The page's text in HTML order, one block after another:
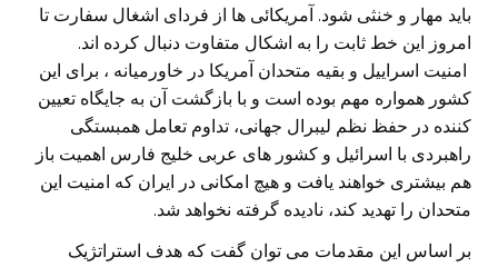
باید مهار و خنثی شود. آمریکائی ها از فردای اشغال سفارت تا
امروز این خط ثابت را به اشکال متفاوت دنبال کرده اند.
امنیت اسراییل و بقیه متحدان آمریکا در خاورمیانه ، برای این
کشور همواره مهم بوده است و با بازگشت آن به جایگاه تعیین
کننده در حفظ نظم لیبرال جهانی، تداوم تعامل همبستگی
راهبردی با اسرائیل و کشور های عربی خلیج فارس اهمیت باز
هم بیشتری خواهند یافت و هیچ امکانی در ایران که امنیت این
متحدان را تهدید کند، نادیده گرفته نخواهد شد.
بر اساس این مقدمات می توان گفت که هدف استراتژیک